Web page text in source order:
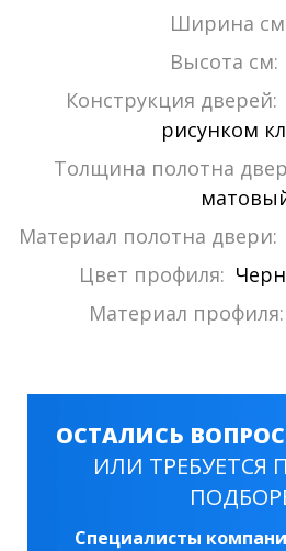
Ширина
Высота см:
Конструкция дверей:
рисунком
Толщина полотна
Материал полотна двери:
Цвет профиля:
Материал профиля:
ОСТАЛИСЬ
ИЛИ
Специалисты